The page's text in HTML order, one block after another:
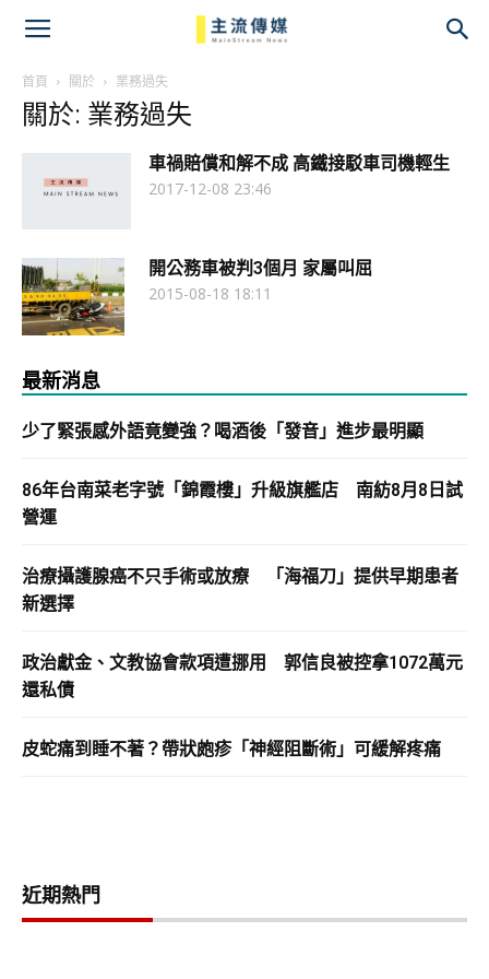
首頁 關於 業務過失
關於: 業務過失
車禍賠償和解不成 高鐵接駁車司機輕生
2017-12-08 23:46
開公務車被判3個月 家屬叫屈
2015-08-18 18:11
最新消息
少了緊張感外語竟變強？喝酒後「發音」進步最明顯
86年台南菜老字號「錦霞樓」升級旗艦店 南紡8月8日試
營運
治療攝護腺癌不只手術或放療 「海福刀」提供早期患者
新選擇
政治獻金、文教協會款項遭挪用 郭信良被控拿1072萬元
還私債
皮蛇痛到睡不著？帶狀皰疹「神經阻斷術」可緩解疼痛
近期熱門